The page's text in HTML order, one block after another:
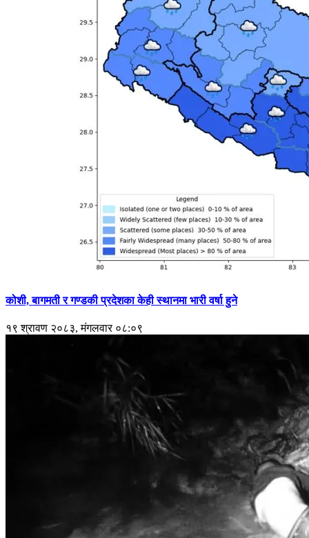
कोशी, बागमती र गण्डकी प्रदेशका केही स्थानमा भारी वर्षा हुने
१९ श्रावण २०८३, मंगलवार ०८:०९